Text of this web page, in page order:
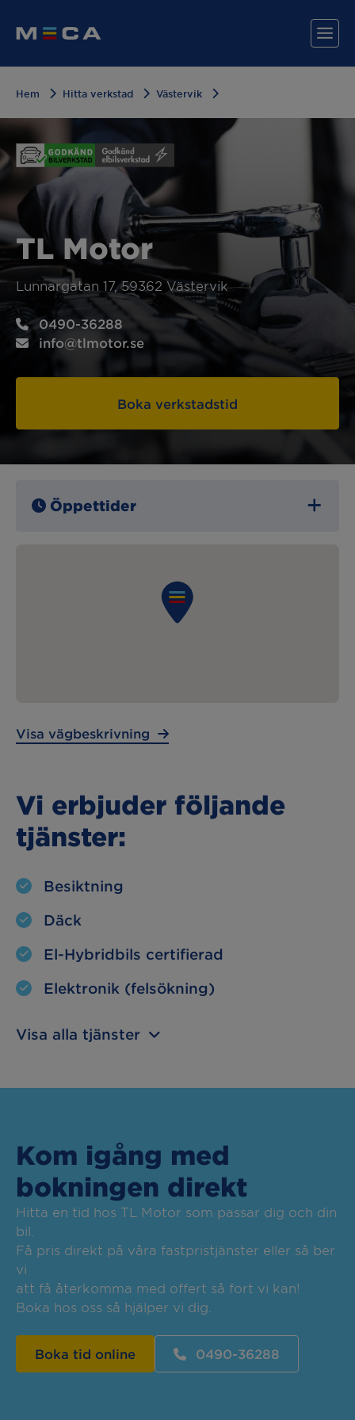
Hitta din verkstad
Våra tjänster
Varför MECA?
Hem Hitta verkstad Västervik
TL Motor
Lunnargatan 17, 59362 Västervik
0490-36288
info@tlmotor.se
Boka verkstadstid
Öppettider
07:00 – 16:30
07:00 – 16:30
07:00 – 15:00
Visa vägbeskrivning
Vi erbjuder följande
tjänster:
Besiktning
Däck
El-Hybridbils certifierad
Elektronik (felsökning)
Visa alla tjänster
Kom igång med
bokningen direkt
Hitta en tid hos TL Motor som passar dig och din
bil.
Få pris direkt på våra fastpristjänster eller så ber
vi
att få återkomma med offert så fort vi kan!
Boka hos oss så hjälper vi dig.
Boka tid online 0490-36288